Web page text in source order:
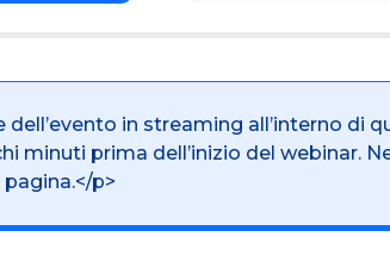
dell’evento in streaming all’interno di
minuti prima dell’inizio del webinar.
p>